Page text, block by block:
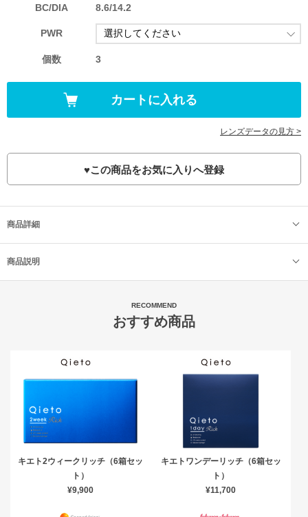
BC/DIA 8.6/14.2
PWR
個数 3
レンズデータの見方 >
♥この商品をお気に入りへ登録
商品詳細
商品説明
RECOMMEND
おすすめ商品
キエト2ウィークリッチ（6箱セッ
ト）
¥9,900
キエトワンデーリッチ（6箱セッ
ト）
¥11,700